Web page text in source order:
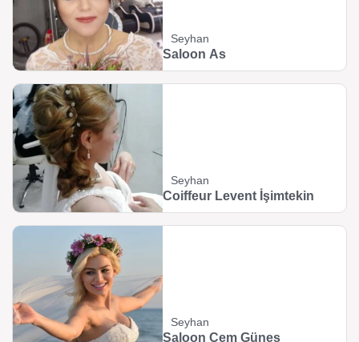
Seyhan
Saloon As
Seyhan
Coiffeur Levent İşimtekin
Seyhan
Saloon Cem Güneş